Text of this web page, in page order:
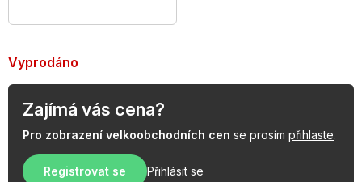
Vyprodáno
Zajímá vás cena?
Pro zobrazení velkoobchodních cen se prosím přihlaste.
Registrovat se Přihlásit se